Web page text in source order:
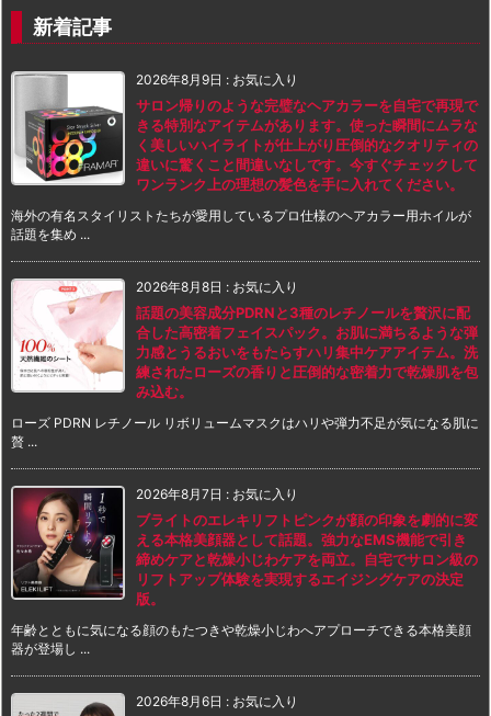
新着記事
2026年8月9日 : お気に入り
サロン帰りのような完璧なヘアカラーを自宅で再現で
きる特別なアイテムがあります。使った瞬間にムラな
く美しいハイライトが仕上がり圧倒的なクオリティの
違いに驚くこと間違いなしです。今すぐチェックして
ワンランク上の理想の髪色を手に入れてください。
海外の有名スタイリストたちが愛用しているプロ仕様のヘアカラー用ホイルが
話題を集め ...
2026年8月8日 : お気に入り
話題の美容成分PDRNと3種のレチノールを贅沢に配
合した高密着フェイスパック。お肌に満ちるような弾
力感とうるおいをもたらすハリ集中ケアアイテム。洗
練されたローズの香りと圧倒的な密着力で乾燥肌を包
み込む。
ローズ PDRN レチノール リボリュームマスクはハリや弾力不足が気になる肌に
贅 ...
2026年8月7日 : お気に入り
ブライトのエレキリフトピンクが顔の印象を劇的に変
える本格美顔器として話題。強力なEMS機能で引き
締めケアと乾燥小じわケアを両立。自宅でサロン級の
リフトアップ体験を実現するエイジングケアの決定
版。
年齢とともに気になる顔のもたつきや乾燥小じわへアプローチできる本格美顔
器が登場し ...
2026年8月6日 : お気に入り